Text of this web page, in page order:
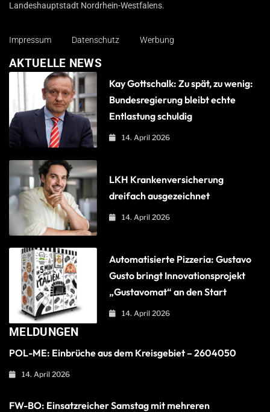
Landeshauptstadt Nordrhein-Westfalens.
Impressum Datenschutz Werbung
AKTUELLE NEWS
Kay Gottschalk: Zu spät, zu wenig:
Bundesregierung bleibt echte
Entlastung schuldig
14. April 2026
LKH Krankenversicherung
dreifach ausgezeichnet
14. April 2026
Automatisierte Pizzeria: Gustavo
Gusto bringt Innovationsprojekt
„Gustavomat“ an den Start
14. April 2026
MELDUNGEN
POL-ME: Einbrüche aus dem Kreisgebiet – 2604050
14. April 2026
FW-BO: Einsatzreicher Samstag mit mehreren